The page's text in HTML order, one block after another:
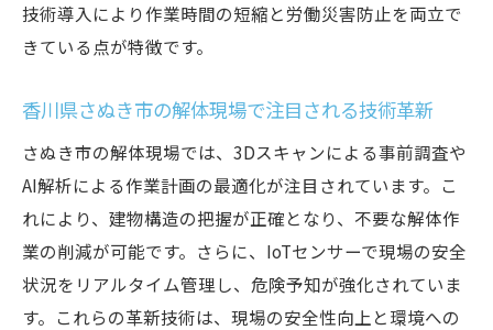
特徴
安全管理と効率化を両立する解体技術の選
業界全体で求められる解体安全対策のトレ
ンド
環境配慮型の解体法を導入するメリット
解体による環境負荷の低減効果を徹底解説
再資源化とリサイクル推進に貢献する解体
手法
技術導入により作業時間の短縮と労働災害防止を両立で
きている点が特徴です。
香川県さぬき市の解体現場で注目される技術革新
さぬき市の解体現場では、3Dスキャンによる事前調査や
AI解析による作業計画の最適化が注目されています。こ
れにより、建物構造の把握が正確となり、不要な解体作
業の削減が可能です。さらに、IoTセンサーで現場の安全
状況をリアルタイム管理し、危険予知が強化されていま
す。これらの革新技術は、現場の安全性向上と環境への